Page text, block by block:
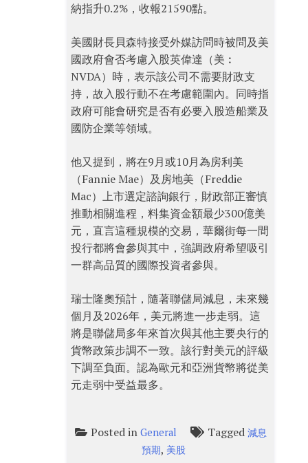
納指升0.2%，收報21590點。
美國財長貝森特接受外媒訪問時被問及美
國政府會否考慮入股英偉達（美︰
NVDA）時，表示該公司不需要財政支
持，故入股行動不在考慮範圍內。同時指
政府可能會研究是否有必要入股造船業及
國防企業等領域。
他又提到，將在9月或10月為房利美
（Fannie Mae）及房地美（Freddie
Mac）上市選定諮詢銀行，財政部正審慎
推動相關進程，料集資金額最少300億美
元，直言這種規模的交易，華爾街每一間
投行都將會參與其中，強調政府希望吸引
一群高品質的國際投資者參與。
瑞士隆奧預計，隨著聯儲局減息，未來幾
個月及2026年，美元將進一步走弱。這
將是聯儲局多年來首次與其他主要央行的
貨幣政策步調不一致。該行對美元的評級
下調至負面。認為歐元和亞洲貨幣將從美
元走弱中受益最多。
Posted in General Tagged 減息
預期, 美股